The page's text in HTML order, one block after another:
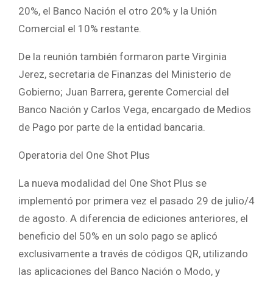
20%, el Banco Nación el otro 20% y la Unión
Comercial el 10% restante.
De la reunión también formaron parte Virginia
Jerez, secretaria de Finanzas del Ministerio de
Gobierno; Juan Barrera, gerente Comercial del
Banco Nación y Carlos Vega, encargado de Medios
de Pago por parte de la entidad bancaria.
Operatoria del One Shot Plus
La nueva modalidad del One Shot Plus se
implementó por primera vez el pasado 29 de julio/4
de agosto. A diferencia de ediciones anteriores, el
beneficio del 50% en un solo pago se aplicó
exclusivamente a través de códigos QR, utilizando
las aplicaciones del Banco Nación o Modo, y